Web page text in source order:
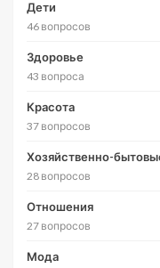
Дети
46 вопросов
Здоровье
43 вопроса
Красота
37 вопросов
Хозяйственно-
28 вопросов
Отношения
27 вопросов
Мода